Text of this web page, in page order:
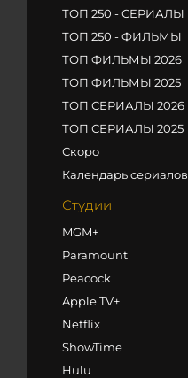
ТОП 250 - СЕРИАЛЫ
ТОП 250 - ФИЛЬМЫ
ТОП ФИЛЬМЫ 2026
ТОП ФИЛЬМЫ 2025
ТОП СЕРИАЛЫ 2026
ТОП СЕРИАЛЫ 2025
Скоро
Календарь сериалов
Студии
MGM+
Paramount
Peacock
Apple TV+
Netflix
ShowTime
Hulu